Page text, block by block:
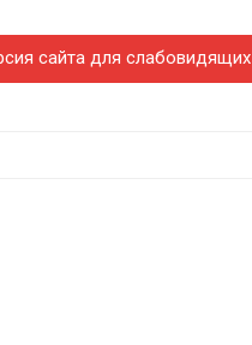
сайта для слабовидящих